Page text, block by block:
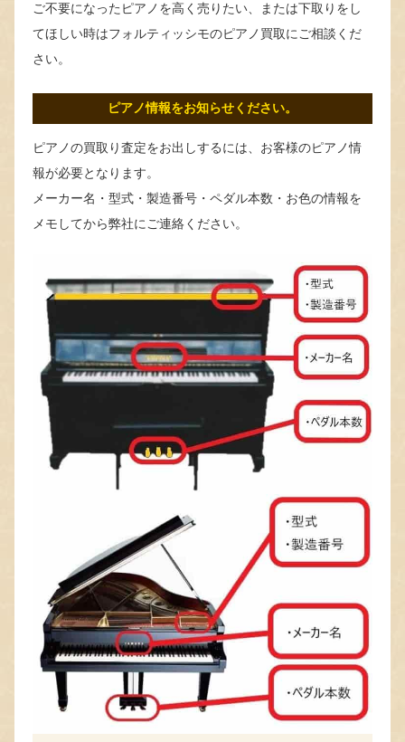
ご不要になったピアノを高く売りたい、または下取りをし
てほしい時はフォルティッシモのピアノ買取にご相談くだ
さい。
ピアノ情報をお知らせください。
ピアノの買取り査定をお出しするには、お客様のピアノ情
報が必要となります。
メーカー名・型式・製造番号・ペダル本数・お色の情報を
メモしてから弊社にご連絡ください。